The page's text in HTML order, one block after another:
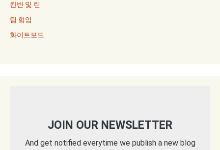
칸반 및 린
팀 협업
화이트보드
JOIN OUR NEWSLETTER
And get notified everytime we publish a new blog